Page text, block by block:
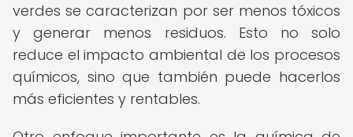
verdes se caracterizan por ser menos tóxicos
y generar menos residuos. Esto no solo
reduce el impacto ambiental de los procesos
químicos, sino que también puede hacerlos
más eficientes y rentables.